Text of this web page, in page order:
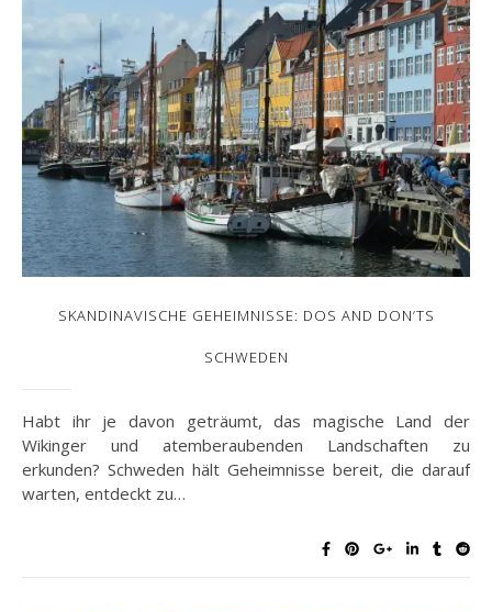
SKANDINAVISCHE GEHEIMNISSE: DOS AND DON’TS
SCHWEDEN
Habt ihr je davon geträumt, das magische Land der
Wikinger und atemberaubenden Landschaften zu
erkunden? Schweden hält Geheimnisse bereit, die darauf
warten, entdeckt zu…